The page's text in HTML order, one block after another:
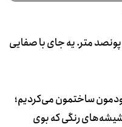
متر. یه‌ جای با صفایی
ساختمون می‌کردیم؛
شیشه‌های رنگی که بوی